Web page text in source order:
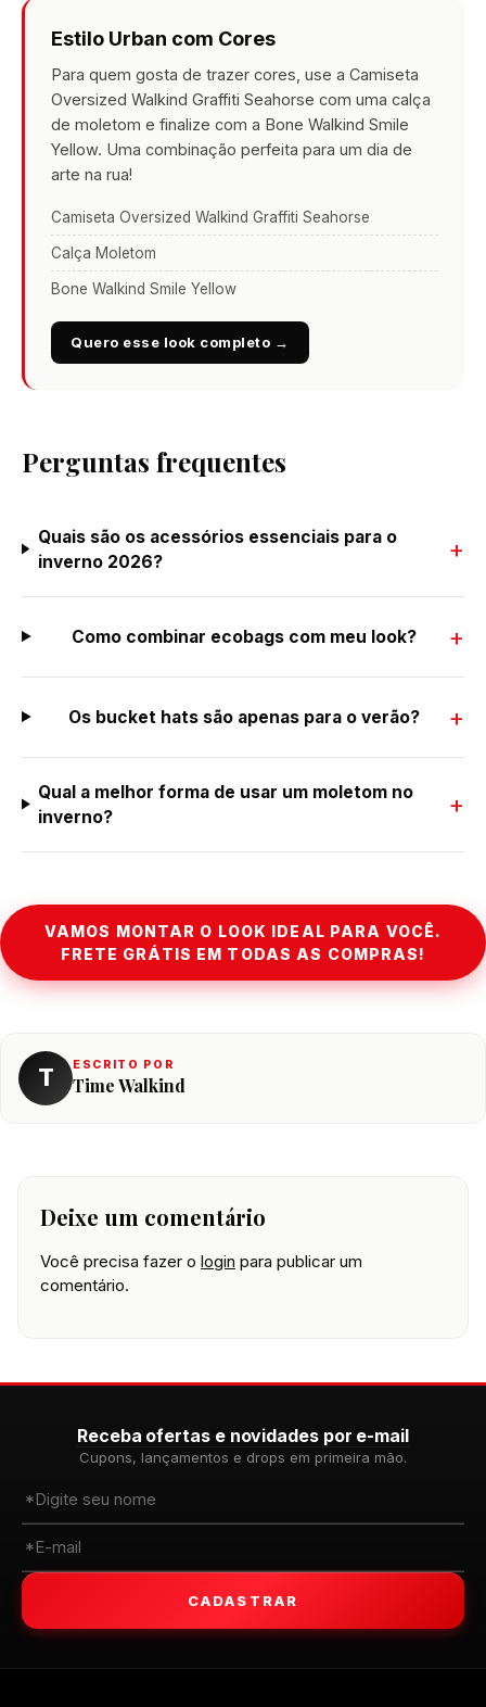
Estilo Urban com Cores
Para quem gosta de trazer cores, use a Camiseta
Oversized Walkind Graffiti Seahorse com uma calça
de moletom e finalize com a Bone Walkind Smile
Yellow. Uma combinação perfeita para um dia de
arte na rua!
Camiseta Oversized Walkind Graffiti Seahorse
Calça Moletom
Bone Walkind Smile Yellow
Quero esse look completo →
Perguntas frequentes
Quais são os acessórios essenciais para o
inverno 2026?
Como combinar ecobags com meu look?
Os bucket hats são apenas para o verão?
Qual a melhor forma de usar um moletom no
inverno?
VAMOS MONTAR O LOOK IDEAL PARA VOCÊ.
FRETE GRÁTIS EM TODAS AS COMPRAS!
T ESCRITO POR
Time Walkind
Deixe um comentário
Você precisa fazer o login para publicar um
comentário.
Receba ofertas e novidades por e-mail
Cupons, lançamentos e drops em primeira mão.
CADASTRAR